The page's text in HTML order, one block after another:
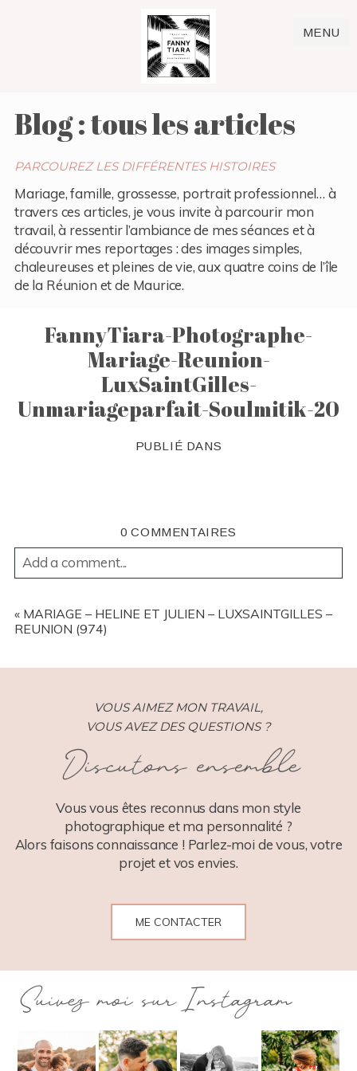
MENU
Blog : tous les articles
PARCOUREZ LES DIFFÉRENTES HISTOIRES
Mariage, famille, grossesse, portrait professionnel… à
travers ces articles, je vous invite à parcourir mon
travail, à ressentir l’ambiance de mes séances et à
découvrir mes reportages : des images simples,
chaleureuses et pleines de vie, aux quatre coins de l’île
de la Réunion et de Maurice.
FannyTiara-Photographe-
Mariage-Reunion-
LuxSaintGilles-
Unmariageparfait-Soulmitik-20
PUBLIÉ DANS
0 COMMENTAIRES
Add a comment...
REQUIRED FIELDS ARE MARKED *
POST COMMENT
« MARIAGE – HELINE ET JULIEN – LUXSAINTGILLES –
REUNION (974)
VOUS AIMEZ MON TRAVAIL,
VOUS AVEZ DES QUESTIONS ?
Discutons ensemble
Vous vous êtes reconnus dans mon style
photographique et ma personnalité ?
Alors faisons connaissance ! Parlez-moi de vous, votre
projet et vos envies.
ME CONTACTER
Suivez moi sur Instagram